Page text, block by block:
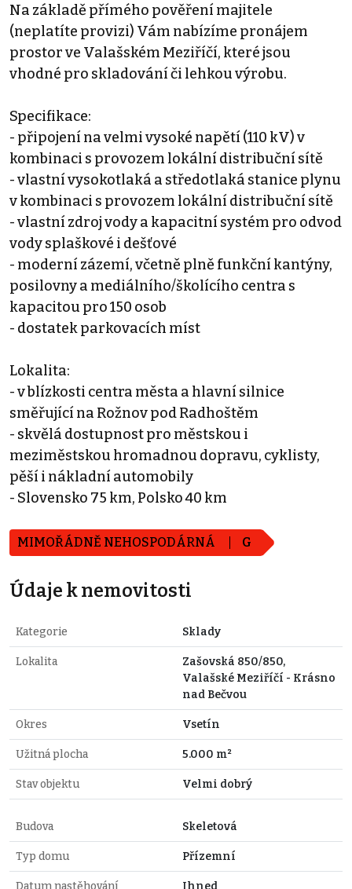
Na základě přímého pověření majitele
(neplatíte provizi) Vám nabízíme pronájem
prostor ve Valašském Meziříčí, které jsou
vhodné pro skladování či lehkou výrobu.
Specifikace:
- připojení na velmi vysoké napětí (110 kV) v
kombinaci s provozem lokální distribuční sítě
- vlastní vysokotlaká a středotlaká stanice plynu
v kombinaci s provozem lokální distribuční sítě
- vlastní zdroj vody a kapacitní systém pro odvod
vody splaškové i dešťové
- moderní zázemí, včetně plně funkční kantýny,
posilovny a mediálního/školícího centra s
kapacitou pro 150 osob
- dostatek parkovacích míst
Lokalita:
- v blízkosti centra města a hlavní silnice
směřující na Rožnov pod Radhoštěm
- skvělá dostupnost pro městskou i
meziměstskou hromadnou dopravu, cyklisty,
pěší i nákladní automobily
- Slovensko 75 km, Polsko 40 km
MIMOŘÁDNĚ NEHOSPODÁRNÁ G
Údaje k nemovitosti
Kategorie Sklady
Lokalita
Zašovská 850/850,
Valašské Meziříčí - Krásno
nad Bečvou
Okres Vsetín
Užitná plocha 5.000 m²
Stav objektu Velmi dobrý
Budova Skeletová
Typ domu Přízemní
Datum nastěhování Ihned